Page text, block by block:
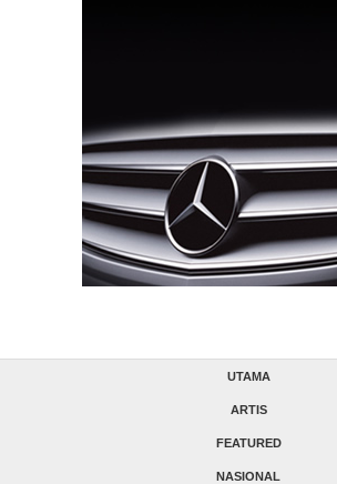
UTAMA
ARTIS
FEATURED
NASIONAL